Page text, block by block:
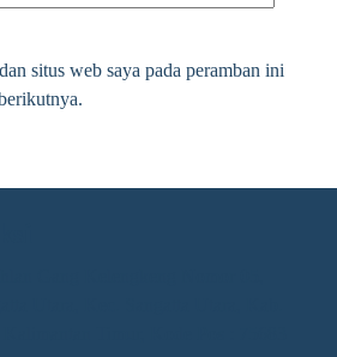
situs web saya pada peramban ini